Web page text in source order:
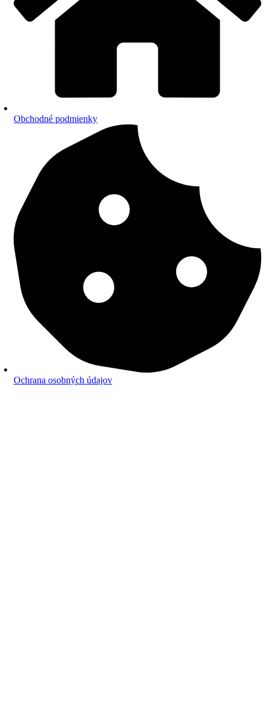
Obchodné podmienky
Ochrana osobných údajov